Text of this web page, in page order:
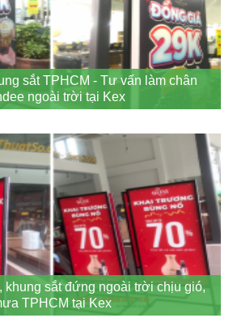
sắt TPHCM - Tư vấn làm chân
ngoài trời tại Kex
khung sắt đứng ngoài trời chịu gió,
TPHCM tại Kex